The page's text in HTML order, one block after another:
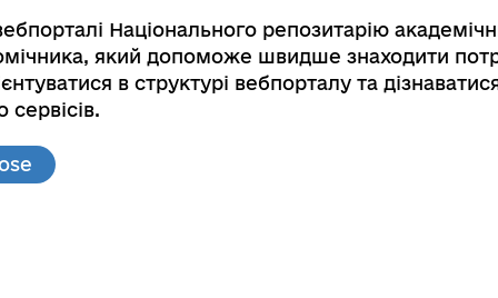
and inorganic nanocomposite materials for
organic-inorganic and inorganic
& Inorganic Chemistry. №
Національного репозитарію
який допоможе швидше знаходити
в структурі вебпорталу та